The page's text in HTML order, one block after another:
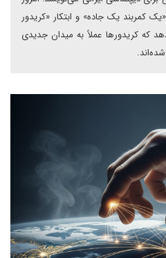
کمربند یک جاده» و ابتکار «کریدور
که کریدورها عملاً به میدان جدیدی